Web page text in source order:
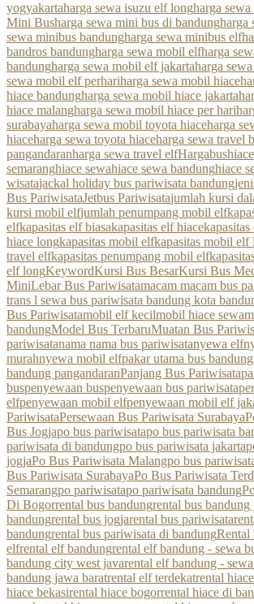
yogyakartaharga sewa isuzu elf longharga
Mini Busharga sewa mini bus di bandungharga
sewa minibus bandungharga sewa minibus elf
bandros bandungharga sewa mobil elfharga
bandungharga sewa mobil elf jakartaharga
sewa mobil elf perhariharga sewa mobil hiace
hiace bandungharga sewa mobil hiace jakarta
hiace malangharga sewa mobil hiace per hari
surabayaharga sewa mobil toyota hiaceharga
hiaceharga sewa toyota hiaceharga sewa travel
pangandaranharga sewa travel elfHargabus
semaranghiace sewahiace sewa bandunghiace
wisatajackal holiday bus pariwisata bandung
Bus PariwisataJetbus Pariwisatajumlah kursi
kursi mobil elfjumlah penumpang mobil elf
elfkapasitas elf biasakapasitas elf hiace
hiace longkapasitas mobil elfkapasitas mobil elf
travel elfkapasitas penumpang mobil elf
elf longKeywordKursi Bus BesarKursi Bus
MiniLebar Bus Pariwisatamacam macam bus
trans l sewa bus pariwisata bandung kota
Bus Pariwisatamobil elf kecilmobil hiace sewa
bandungModel Bus TerbaruMuatan Bus
pariwisatanama nama bus pariwisatanyewa elf
murahnyewa mobil elfpakar utama bus bandung
bandung pangandaranPanjang Bus Pariwisata
buspenyewaan buspenyewaan bus pariwisata
elfpenyewaan mobil elfpenyewaan mobil elf
PariwisataPersewaan Bus Pariwisata Surabaya
Bus Jogjapo bus pariwisatapo bus pariwisata
pariwisata di bandungpo bus pariwisata jakarta
jogjaPo Bus Pariwisata Malangpo bus
Bus Pariwisata SurabayaPo Bus Pariwisata
Semarangpo pariwisatapo pariwisata bandung
Di Bogorrental bus bandungrental bus bandung
bandungrental bus jogjarental bus pariwisata
bandungrental bus pariwisata di bandungRental
elfrental elf bandungrental elf bandung - sewa
bandung city west javarental elf bandung -
bandung jawa baratrental elf terdekatrental
hiace bekasirental hiace bogorrental hiace di